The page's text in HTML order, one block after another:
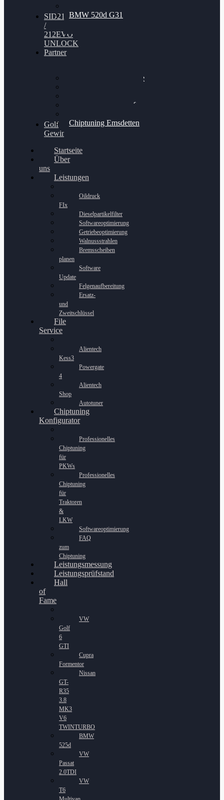
BMW 520d G31
SID212
/
212EVO
UNLOCK
Partner
Bilgenroth Performance
Chiptuning Schüttorf
Chiptuning Emsdetten
Golf
Gewinnspiel
Startseite
Über
uns
Leistungen
Oildruck
FIx
Dieselpartikelfilter
Softwareoptimierung
Getriebeoptimierung
Walnussstrahlen
Bremsscheiben
planen
Software
Update
Felgenaufbereitung
Ersatz-
und
Zweitschlüssel
File
Service
Alientech
Kess3
Powergate
4
Alientech
Shop
Autotuner
Chiptuning
Konfigurator
Professionelles
Chiptuning
für
PKWs
Professionelles
Chiptuning
für
Traktoren
&
LKW
Softwareoptimierung
FAQ
zum
Chiptuning
Leistungsmessung
Leistungsprüfstand
Hall
of
Fame
VW
Golf
6
GTI
Cupra
Formentor
Nissan
GT-
R35
3.8
MK3
V6
TWINTURBO
BMW
525d
VW
Passat
2.0TDI
VW
T6